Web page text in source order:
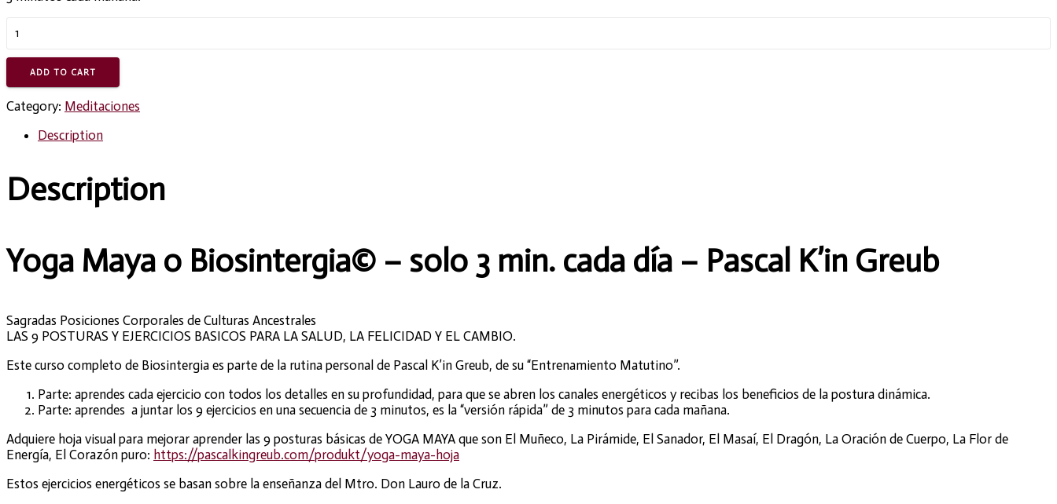
Maya
o
Biosintergia
quantity
ADD TO CART
Category: Meditaciones
Description
Description
Yoga Maya o Biosintergia© – solo 3 min. cada día – Pascal K’in Greub
Sagradas Posiciones Corporales de Culturas Ancestrales
LAS 9 POSTURAS Y EJERCICIOS BASICOS PARA LA SALUD, LA FELICIDAD Y EL CAMBIO.
Este curso completo de Biosintergia es parte de la rutina personal de Pascal K’in Greub, de su “Entrenamiento Matutino”.
Parte: aprendes cada ejercicio con todos los detalles en su profundidad, para que se abren los canales energéticos y recibas los beneficios de la postura dinámica.
Parte: aprendes a juntar los 9 ejercicios en una secuencia de 3 minutos, es l a “versión rápida” de 3 minutos para cada mañana.
Adquiere hoja visual para mejorar aprender las 9 posturas básicas de YOGA MAYA que son El Muñeco, La Pirámide, El Sanador, El Masaí, El Dragón, La Oración de Cuerpo, La Flor de
Energía, El Corazón puro: https://pascalkingreub.com/produkt/yoga-maya-hoja
Estos ejercicios energéticos se basan sobre la enseñanza del Mtro. Don Lauro de la Cruz.